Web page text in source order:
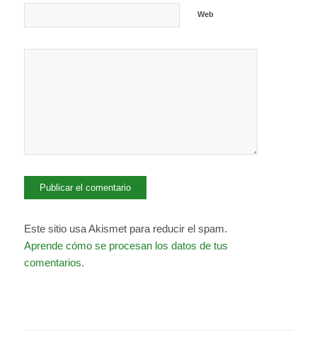
Web
Este sitio usa Akismet para reducir el spam.
Aprende cómo se procesan los datos de tus
comentarios.